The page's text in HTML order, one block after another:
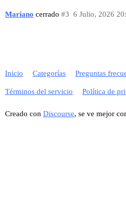
Mariano cerrado 6 Julio, 2026
#3
Inicio Categorías Preguntas
Términos del servicio Política de
Creado con Discourse, se ve mejor